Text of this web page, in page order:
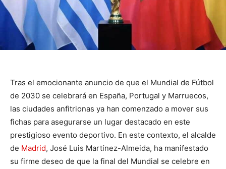
Tras el emocionante anuncio de que el Mundial de Fútbol
de 2030 se celebrará en España, Portugal y Marruecos,
las ciudades anfitrionas ya han comenzado a mover sus
fichas para asegurarse un lugar destacado en este
prestigioso evento deportivo. En este contexto, el alcalde
de Madrid, José Luis Martínez-Almeida, ha manifestado
su firme deseo de que la final del Mundial se celebre en